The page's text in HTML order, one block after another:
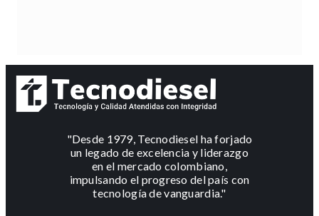
"Desde 1979, Tecnodiesel ha forjado
un legado de excelencia y liderazgo
en el mercado colombiano,
impulsando el progreso del país con
tecnología de vanguardia."